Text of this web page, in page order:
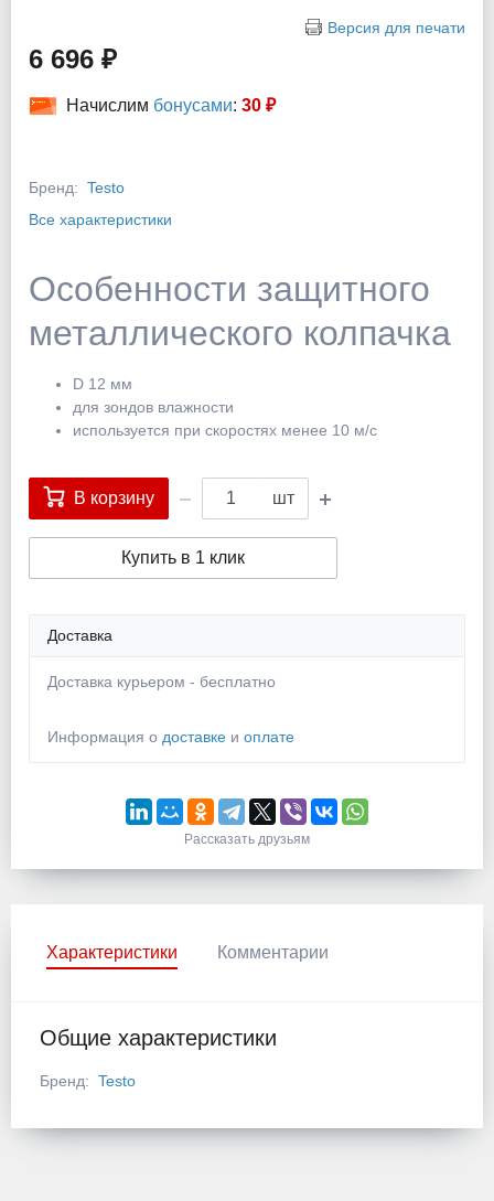
Версия для печати
6 696 ₽
Начислим бонусами: 30 ₽
Бренд: Testo
Все характеристики
Особенности защитного
металлического колпачка
D 12 мм
для зондов влажности
используется при скоростях менее 10 м/с
В корзину шт
Купить в 1 клик
Доставка
Доставка курьером - бесплатно
Информация о доставке и оплате
Рассказать друзьям
Характеристики Комментарии
Общие характеристики
Бренд: Testo